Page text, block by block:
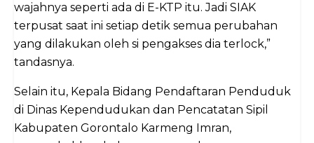
wajahnya seperti ada di E-KTP itu. Jadi SIAK
terpusat saat ini setiap detik semua perubahan
yang dilakukan oleh si pengakses dia terlock,”
tandasnya.
Selain itu, Kepala Bidang Pendaftaran Penduduk
di Dinas Kependudukan dan Pencatatan Sipil
Kabupaten Gorontalo Karmeng Imran,